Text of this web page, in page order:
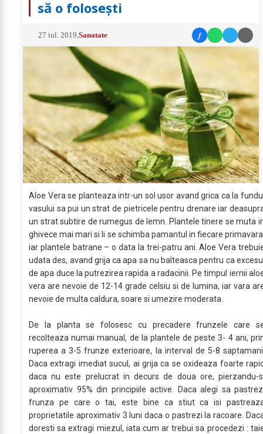
să o folosești
27 iul. 2019 ,Sanatate f
Aloe Vera se planteaza intr-un sol usor avand grica ca la
vasului sa pui un strat de pietricele pentru drenare iar
un strat subtire de rumegus de lemn. Plantele tinere se muta
ghivece mai mari si li se schimba pamantul in fiecare
iar plantele batrane – o data la trei-patru ani. Aloe Vera
udata des, avand grija ca apa sa nu balteasca pentru ca
de apa duce la putrezirea rapida a radacinii. Pe timpul iernii
vera are nevoie de 12-14 grade celsiu si de lumina, iar vara
nevoie de multa caldura, soare si umezire moderata.
De la planta se folosesc cu precadere frunzele care
recolteaza numai manual, de la plantele de peste 3- 4 ani,
ruperea a 3-5 frunze exterioare, la interval de 5-8
Daca extragi imediat sucul, ai grija ca se oxideaza foarte
daca nu este prelucrat in decurs de doua ore, pierzandu-
aproximativ 95% din principiile active. Daca alegi sa
frunza pe care o tai, este bine ca stiut ca isi
proprietatile aproximativ 3 luni daca o pastrezi la racoare.
doresti sa extragi miezul, iata cum ar trebui sa procedezi :